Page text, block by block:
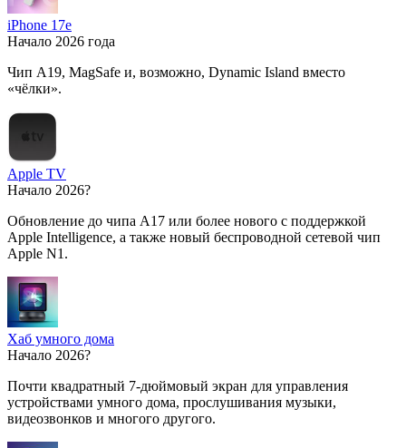
iPhone 17e
Начало 2026 года
Чип A19, MagSafe и, возможно, Dynamic Island вместо
«чёлки».
Apple TV
Начало 2026?
Обновление до чипа A17 или более нового с поддержкой
Apple Intelligence, а также новый беспроводной сетевой чип
Apple N1.
Хаб умного дома
Начало 2026?
Почти квадратный 7-дюймовый экран для управления
устройствами умного дома, прослушивания музыки,
видеозвонков и многого другого.